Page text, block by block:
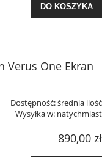
DO KOSZYKA
One Ekran
Dostępność:średnia ilość
Wysyłka w: natychmiast
890,00 zł